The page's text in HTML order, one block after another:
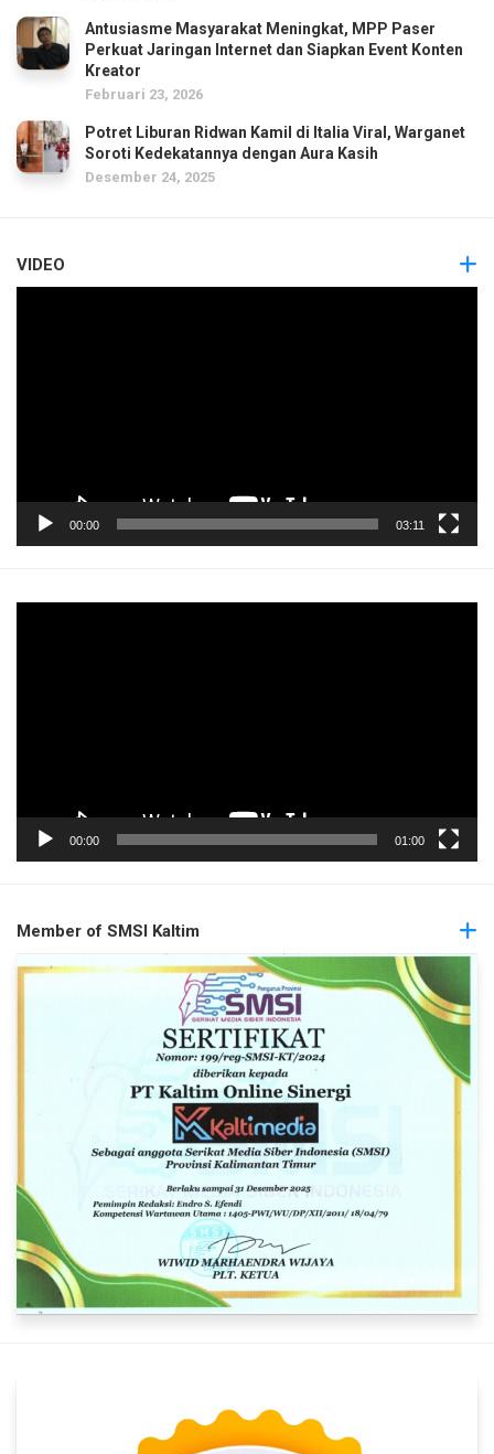
Antusiasme Masyarakat Meningkat, MPP Paser
Perkuat Jaringan Internet dan Siapkan Event Konten
Kreator
Februari 23, 2026
Potret Liburan Ridwan Kamil di Italia Viral, Warganet
Soroti Kedekatannya dengan Aura Kasih
Desember 24, 2025
VIDEO
00:00 03:11
00:00 01:00
Member of SMSI Kaltim